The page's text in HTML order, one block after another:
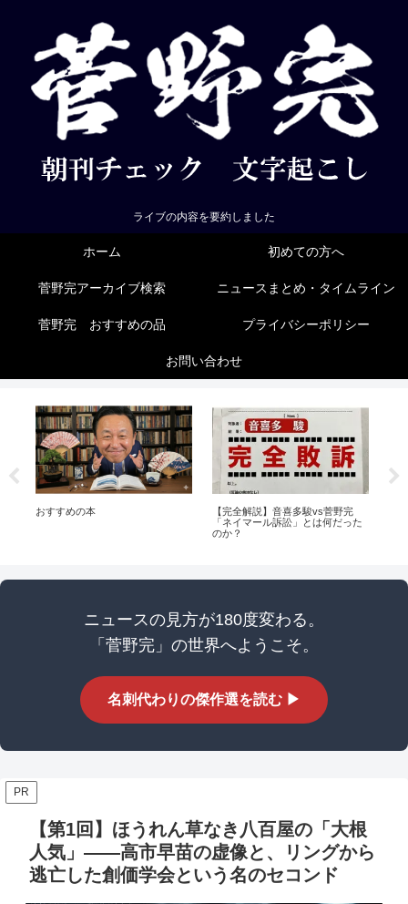
ライブの内容を要約しました
ホーム 初めての方へ
菅野完アーカイブ検索 ニュースまとめ・タイムライン
菅野完 おすすめの品 プライバシーポリシー
お問い合わせ
おすすめの本
【完全解説】音喜多駿vs菅野完
「ネイマール訴訟」とは何だった
のか？
ニュースの見方が180度変わる。
「菅野完」の世界へようこそ。
名刺代わりの傑作選を読む ▶
PR
【第1回】ほうれん草なき八百屋の「大根
人気」——高市早苗の虚像と、リングから
逃亡した創価学会という名のセコンド